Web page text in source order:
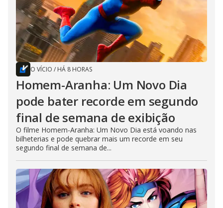
O VÍCIO / HÁ 8 HORAS
Homem-Aranha: Um Novo Dia
pode bater recorde em segundo
final de semana de exibição
O filme Homem-Aranha: Um Novo Dia está voando nas
bilheterias e pode quebrar mais um recorde em seu
segundo final de semana de...